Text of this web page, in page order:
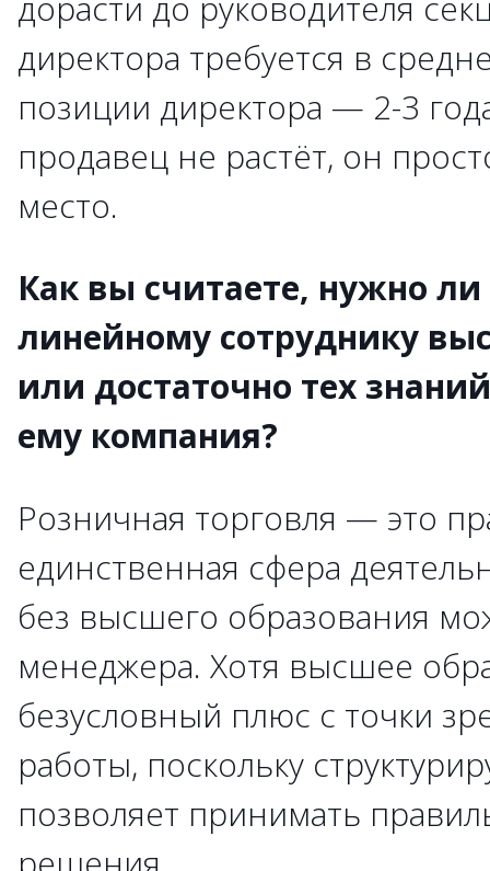
директора требуется в
позиции директора — 2-3
продавец не растёт, он
место.
Как вы считаете, нужно
линейному сотруднику
или достаточно тех
ему компания?
Розничная торговля — это
единственная сфера
без высшего образования
менеджера. Хотя высшее
безусловный плюс с точки
работы, поскольку
позволяет принимать